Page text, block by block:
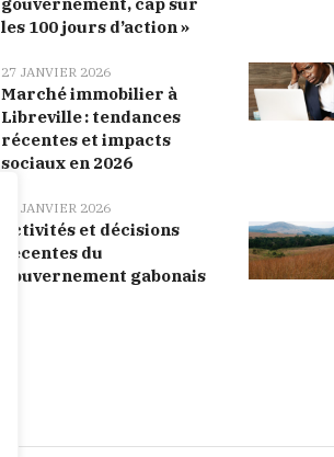
les 100 jours d’action »
27 JANVIER 2026
Marché immobilier à
Libreville : tendances
récentes et impacts
sociaux en 2026
27 JANVIER 2026
Activités et décisions
récentes du
gouvernement gabonais